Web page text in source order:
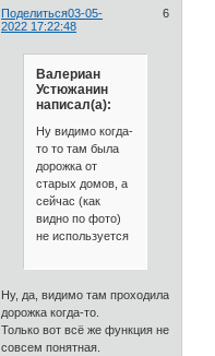
Поделиться 6
03-05-
2022 17:22:48
Валериан
Устюжанин
написал(а):
Ну видимо когда-
то то там была
дорожка от
старых домов, а
сейчас (как
видно по фото)
не используется
Ну, да, видимо там проходила
дорожка когда-то.
Только вот всё же функция не
совсем понятная.